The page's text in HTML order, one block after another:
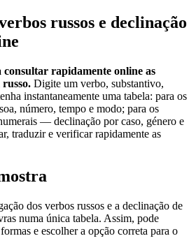
russos e declinação
rapidamente online as
Digite um verbo, substantivo,
instantaneamente uma tabela: para os
número, tempo e modo; para os
— declinação por caso, género e
traduzir e verificar rapidamente as
dos verbos russos e a declinação de
numa única tabela. Assim, pode
e escolher a opção correta para o